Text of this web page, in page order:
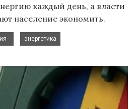
каждый день, а власти
население экономить.
энергетика